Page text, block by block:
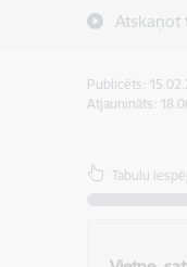
Atskaņot
Publicēts:
Atjaunināts:
Tabulu